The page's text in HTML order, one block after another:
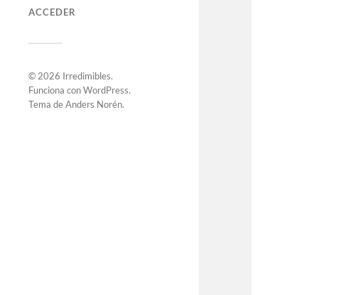
ACCEDER
© 2026 Irredimibles.
Funciona conWordPress.
Tema deAnders Norén.